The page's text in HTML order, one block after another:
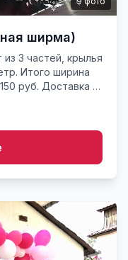
ширма)
3 частей, крылья
Итого ширина